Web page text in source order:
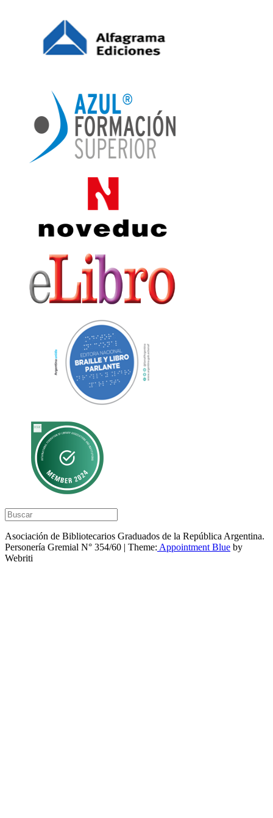
Asociación de Bibliotecarios Graduados de la República Argentina.
Personería Gremial N° 354/60 | Theme: Appointment Blue by
Webriti